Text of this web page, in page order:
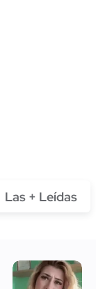
Las + Leídas